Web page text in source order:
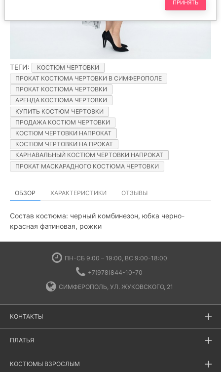
ТЕГИ:
КОСТЮМ ЧЕРТОВКИ
ПРОКАТ КОСТЮМА ЧЕРТОВКИ В СИМФЕРОПОЛЕ
ПРОКАТ КОСТЮМА ЧЕРТОВКИ
АРЕНДА КОСТЮМА ЧЕРТОВКИ
КУПИТЬ КОСТЮМ ЧЕРТОВКИ
ПРОДАЖА КОСТЮМ ЧЕРТОВКИ
КОСТЮМ ЧЕРТОВКИ НАПРОКАТ
КОСТЮМ ЧЕРТОВКИ НА ПРОКАТ
КАРНАВАЛЬНЫЙ КОСТЮМ ЧЕРТОВКИ НАПРОКАТ
ПРОКАТ МАСКАРАДНОГО КОСТЮМА ЧЕРТОВКИ
ОБЗОР ХАРАКТЕРИСТИКИ ОТЗЫВЫ
Состав костюма: черный комбинезон, юбка черно-
красная фатиновая, рожки
ПН-СБ 9:00 – 19:00, ВС 9:00-18:00
+7(978)844-10-70
СИМФЕРОПОЛЬ, УЛ. ЖУКОВСКОГО, 21
КОНТАКТЫ
ПЛАТЬЯ
КОСТЮМЫ ВЗРОСЛЫМ
ПРИНЯТЬ